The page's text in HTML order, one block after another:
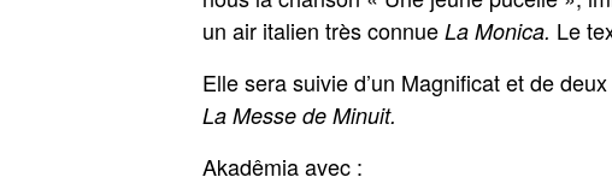
un air italien très connue La Monica. Le
Elle sera suivie d’un Magnificat et de
La Messe de Minuit.
Akadêmia avec :